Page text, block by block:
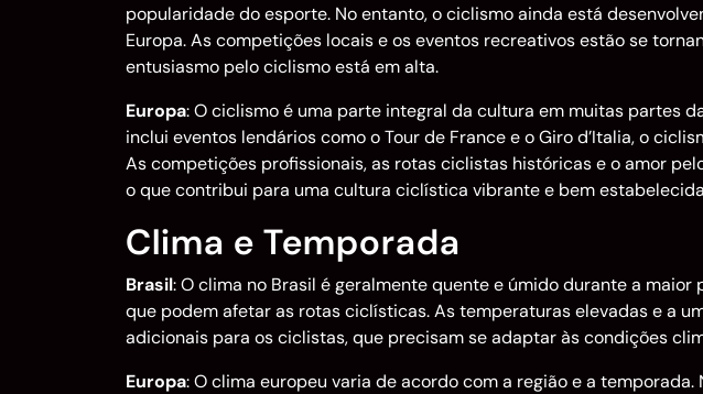
popularidade do esporte. No entanto, o ciclismo ainda está
Europa. As competições locais e os eventos recreativos estão se
entusiasmo pelo ciclismo está em alta.
Europa: O ciclismo é uma parte integral da cultura em muitas partes
inclui eventos lendários como o Tour de France e o Giro d’Italia, o
As competições profissionais, as rotas ciclistas históricas e o amor
o que contribui para uma cultura ciclística vibrante e bem
Clima e Temporada
Brasil: O clima no Brasil é geralmente quente e úmido durante a
que podem afetar as rotas ciclísticas. As temperaturas elevadas e a
adicionais para os ciclistas, que precisam se adaptar às condições
Europa: O clima europeu varia de acordo com a região e a